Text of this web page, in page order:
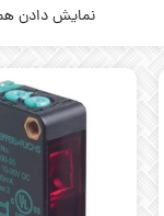
نمایش دادن همه 10